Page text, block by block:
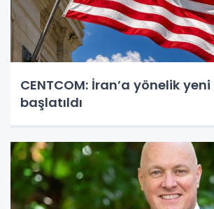
CENTCOM: İran’a yönelik yeni
başlatıldı